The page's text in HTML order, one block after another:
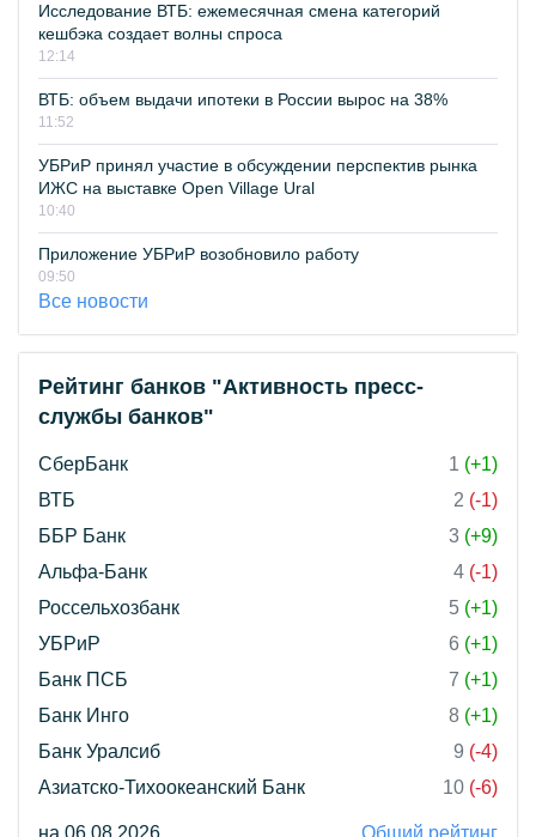
Исследование ВТБ: ежемесячная смена категорий
кешбэка создает волны спроса
12:14
ВТБ: объем выдачи ипотеки в России вырос на 38%
11:52
УБРиР принял участие в обсуждении перспектив рынка
ИЖС на выставке Open Village Ural
10:40
Приложение УБРиР возобновило работу
09:50
Все новости
Рейтинг банков "Активность пресс-
службы банков"
СберБанк 1 (+1)
ВТБ
2 (-1)
ББР Банк
3 (+9)
Альфа-Банк
4 (-1)
Россельхозбанк
5 (+1)
УБРиР
6 (+1)
Банк ПСБ
7 (+1)
Банк Инго
8 (+1)
Банк Уралсиб
9 (-4)
Азиатско-Тихоокеанский Банк
10 (-6)